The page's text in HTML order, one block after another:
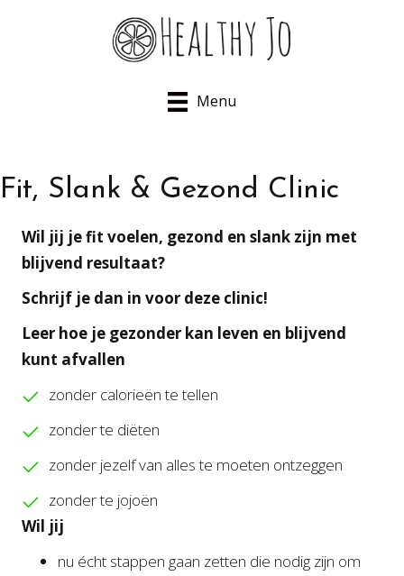
Menu
Fit, Slank & Gezond Clinic
Wil jij je fit voelen, gezond en slank zijn met
blijvend resultaat?
Schrijf je dan in voor deze clinic!
Leer hoe je gezonder kan leven en blijvend
kunt afvallen
zonder calorieën te tellen
zonder te diëten
zonder jezelf van alles te moeten ontzeggen
zonder te jojoën
Wil jij
nu écht stappen gaan zetten die nodig zijn om